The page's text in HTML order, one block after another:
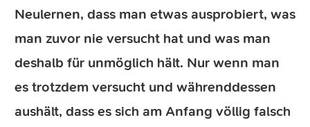
Neulernen, dass man etwas ausprobiert, was
man zuvor nie versucht hat und was man
deshalb für unmöglich hält. Nur wenn man
es trotzdem versucht und währenddessen
aushält, dass es sich am Anfang völlig falsch